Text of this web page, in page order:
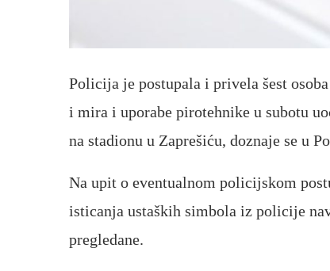
Policija je postupala i privela šest
i mira i uporabe pirotehnike u subotu
na stadionu u Zaprešiću, doznaje se u
Na upit o eventualnom policijskom
isticanja ustaških simbola iz policije
pregledane.